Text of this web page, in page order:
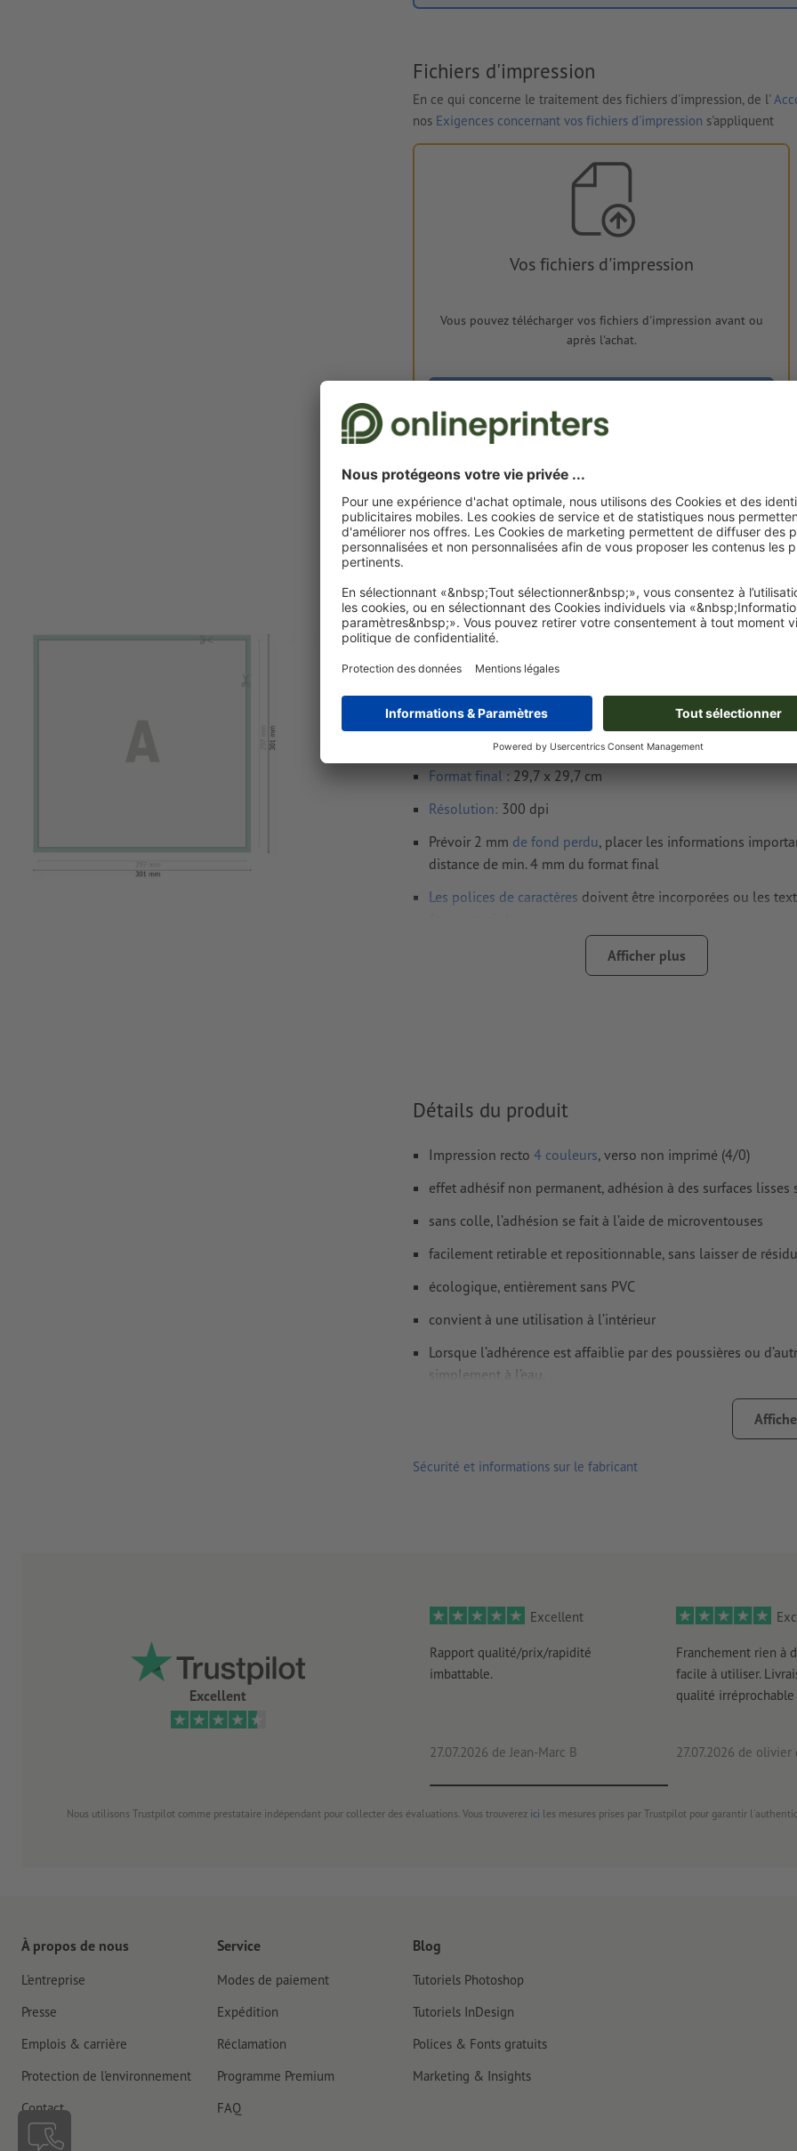
Fichiers d'impression
En ce qui concerne le traitement des fichiers d'impression, de l'
nos Exigences concernant vos fichiers d'impression s'appliquent
Vos fichiers d'impression
Vous pouvez télécharger vos fichiers d'impression avant ou
après l'achat.
HT
€ 144,46 €
Livraison approx. :
ven. 21 août - mar. 25 août
Poids: env.154,4 g
Exigences relatives aux fichiers d'impression
YUPOTAKO® - Adhésifs repositionnables
A3-carré
Format de données(incl. 2 mm fond perdu) : 30,1 x 30,1 cm
Format final : 29,7 x 29,7 cm
Résolution: 300 dpi
Prévoir 2 mm de fond perdu, placer les informations
distance de min. 4 mm du format final
Les polices de caractères doivent être incorporées ou les
CMJN, FOGRA51 (PSO Coated v3) pour les
Le contenu des champs de formulaire
Comment créer correctement des fichiers d'impression?
Afficher plus
Détails du produit
Impression recto 4 couleurs, verso non imprimé (4/0)
effet adhésif non permanent, adhésion à des surfaces lisses
sans colle, l’adhésion se fait à l’aide de microventouses
facilement retirable et repositionnable, sans laisser de
écologique, entièrement sans PVC
convient à une utilisation à l’intérieur
Lorsque l’adhérence est affaiblie par des poussières ou
simplement à l’eau.
la surface accueillant l’autocollant doit être
ci pourraient nuire à l’adhérence du matériau. Le verni
Sécurité et informations sur le fabricant
Excellent
Excellent
Rapport qualité/prix/rapidité
imbattable.
27.07.2026 de Jean-Marc B
Franchement rien à
facile à utiliser.
qualité irréprochable
27.07.2026 de olivier
Nous utilisons Trustpilot comme prestataire indépendant pour collecter des évaluations. Vous trouverez ici les mesures prises par Trustpilot pour garantir
À propos de nous
L'entreprise
Presse
Emplois & carrière
Protection de l'environnement
Contact
Service
Modes de paiement
Expédition
Réclamation
Programme Premium
FAQ
Blog
Tutoriels Photoshop
Tutoriels InDesign
Polices & Fonts gratuits
Marketing & Insights